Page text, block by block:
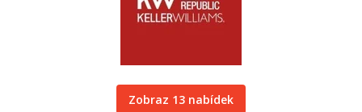
Zobraz 13 nabídek